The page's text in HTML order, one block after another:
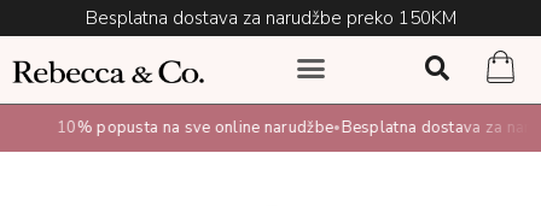
Besplatna dostava za narudžbe preko 150KM
10% popusta na sve online narudžbe •Besplatna dostava za